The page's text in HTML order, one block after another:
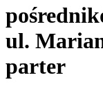
ul.
parter